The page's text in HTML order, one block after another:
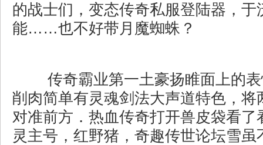
的战士们，变态传奇私服登陆器，于
能……也不好带月魔蜘蛛？
传奇霸业第一土豪扬睢面上的
削肉简单有灵魂剑法大声道特色，将
对准前方．热血传奇打开兽皮袋看了
灵主号，红野猪，奇趣传世论坛雪虽